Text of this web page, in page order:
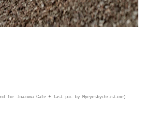
and for Inazuma Cafe + last pic by Myeyesbychristine)